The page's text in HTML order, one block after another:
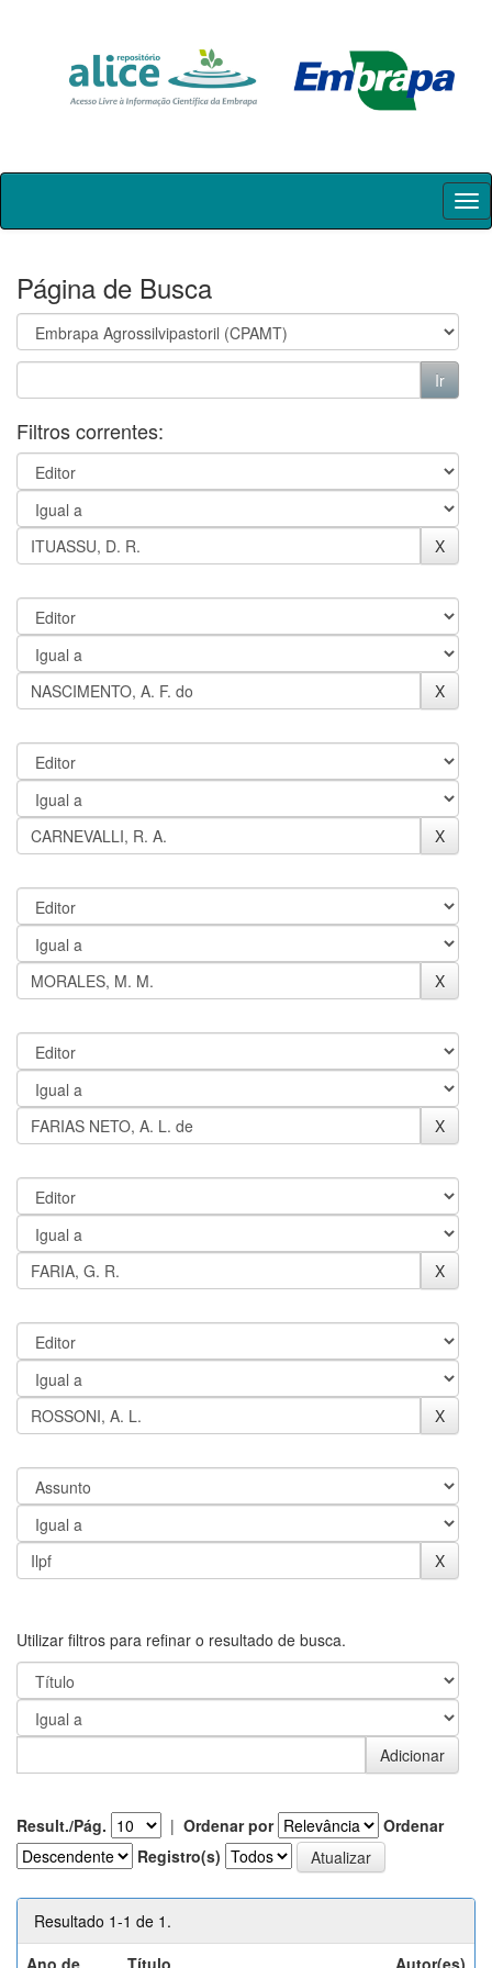
Skip
Página de Busca
Filtros correntes:
Utilizar filtros para refinar o resultado de busca.
Result./Pág. | Ordenar por
Ordenar
Registro(s)
Resultado 1-1 de 1.
Ano de
Título Autor(es)